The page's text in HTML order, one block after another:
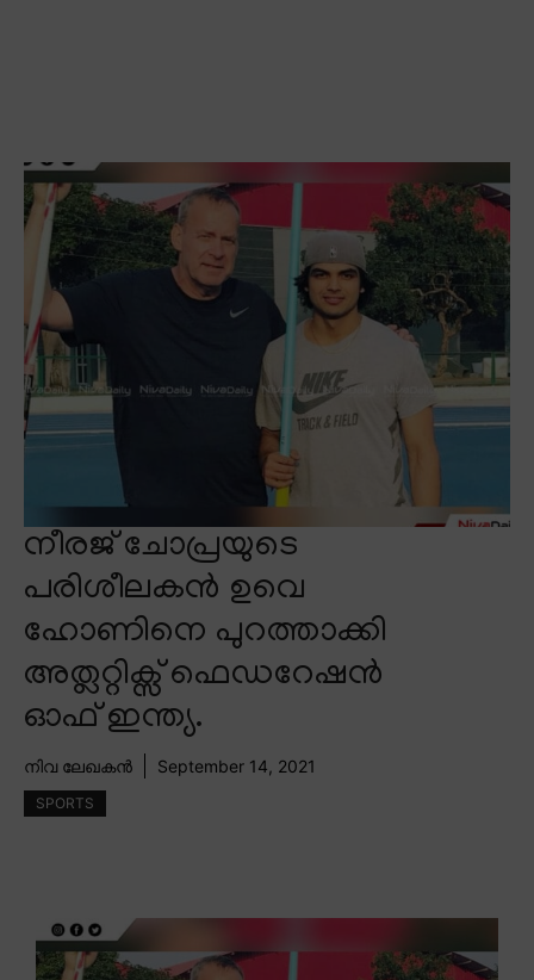
നീരജ് ചോപ്രയുടെ
പരിശീലകൻ ഉവെ
ഹോണിനെ പുറത്താക്കി
അത്ലറ്റിക്സ് ഫെഡറേഷൻ
ഓഫ് ഇന്ത്യ.
നിവ ലേഖകൻ September 14, 2021
SPORTS